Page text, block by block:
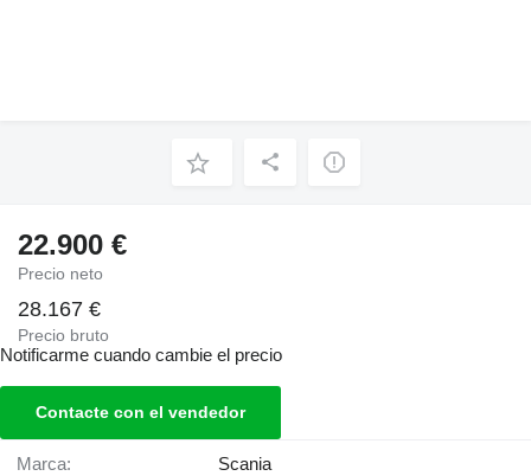
22.900 €
Precio neto
28.167 €
Precio bruto
Notificarme cuando cambie el precio
Contacte con el vendedor
Marca: Scania